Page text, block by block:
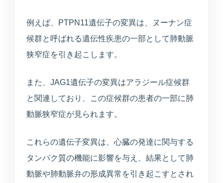
例えば、PTPN11遺伝子の変異は、ヌーナン症
候群と呼ばれる遺伝性疾患の一部として肺動脈
狭窄症を引き起こします。
また、JAG1遺伝子の変異はアラジール症候群
と関連しており、この症候群の患者の一部に肺
動脈狭窄症が見られます。
これらの遺伝子変異は、心臓の発達に関与する
タンパク質の機能に影響を与え、結果として肺
動脈や肺動脈弁の形成異常を引き起こすとされ